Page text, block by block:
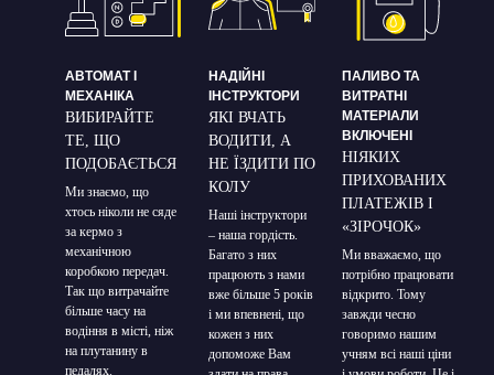
АВТОМАТ І
МЕХАНІКА
ВИБИРАЙТЕ
ТЕ, ЩО
ПОДОБАЄТЬСЯ
Ми знаємо, що
хтось ніколи не сяде
за кермо з
механічною
коробкою передач.
Так що витрачайте
більше часу на
водіння в місті, ніж
на плутанину в
педалях.
НАДІЙНІ
ІНСТРУКТОРИ
ЯКІ ВЧАТЬ
ВОДИТИ, А
НЕ ЇЗДИТИ ПО
КОЛУ
Наші інструктори
– наша гордість.
Багато з них
працюють з нами
вже більше 5 років
і ми впевнені, що
кожен з них
допоможе Вам
ПАЛИВО ТА
ВИТРАТНІ
МАТЕРІАЛИ
ВКЛЮЧЕНІ
НІЯКИХ
ПРИХОВАНИХ
ПЛАТЕЖІВ І
«ЗІРОЧОК»
Ми вважаємо, що
потрібно працювати
відкрито. Тому
завжди чесно
говоримо нашим
учням всі наші ціни